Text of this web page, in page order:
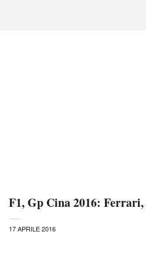
F1, Gp Cina 2016: Ferrari,
17 APRILE 2016